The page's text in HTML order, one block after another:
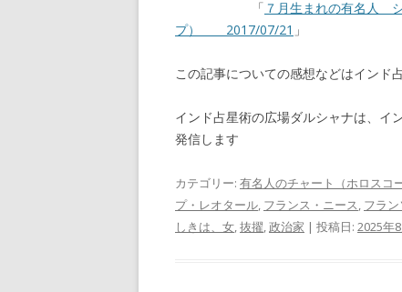
「 ７月生まれの有名人
プ） 2017/07/21 」
この記事についての感想などはイン
インド占星術の広場ダルシャナは、イ
発信します
カテゴリー: 有名人のチャート（ホロスコ
プ・レオタール フランス・ニース フラ
しきは、女 抜擢 政治家 | 投稿日: 2025年